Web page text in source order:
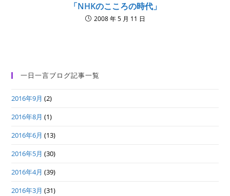
「NHKのこころの時代」
2008 年 5 月 11 日
一日一言ブログ記事一覧
2016年9月 (2)
2016年8月 (1)
2016年6月 (13)
2016年5月 (30)
2016年4月 (39)
2016年3月 (31)